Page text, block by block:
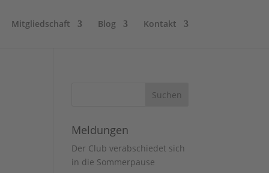
Mitgliedschaft Blog Kontakt
Meldungen
Der Club verabschiedet sich
in die Sommerpause